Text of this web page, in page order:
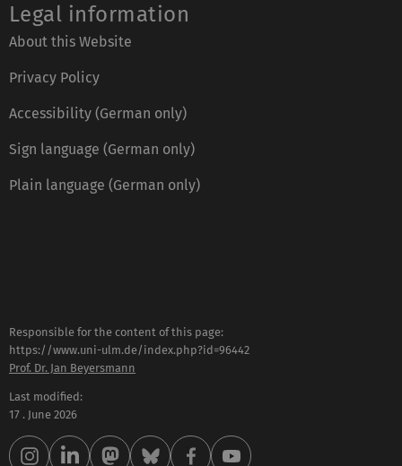
Legal information
About this Website
Privacy Policy
Accessibility (German only)
Sign language (German only)
Plain language (German only)
Responsible for the content of this page:
https://www.uni-ulm.de/index.php?id=96442
Prof. Dr. Jan Beyersmann
Last modified:
17 . June 2026